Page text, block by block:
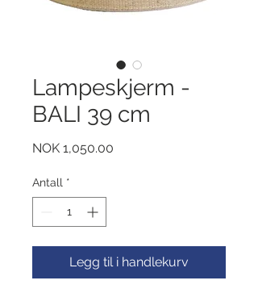
Lampeskjerm -
BALI 39 cm
NOK 1,050.00
Antall *
Legg til i handlekurv